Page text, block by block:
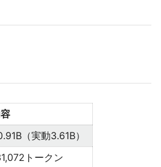
（実動3.61B）
トークン